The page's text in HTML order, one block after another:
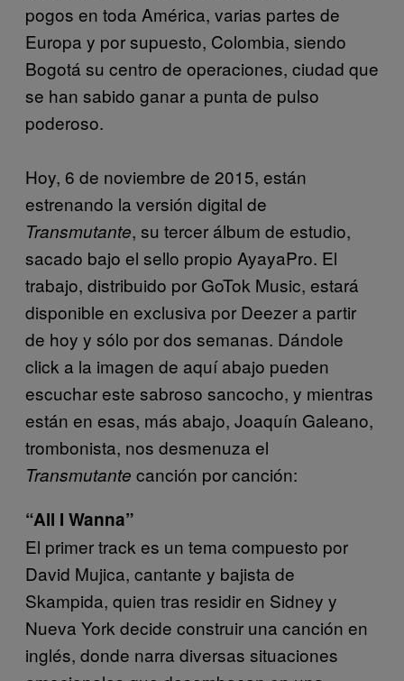
pogos en toda América, varias partes de
Europa y por supuesto, Colombia, siendo
Bogotá su centro de operaciones, ciudad que
se han sabido ganar a punta de pulso
poderoso.
Hoy, 6 de noviembre de 2015, están
estrenando la versión digital de
Transmutante, su tercer álbum de estudio,
sacado bajo el sello propio AyayaPro. El
trabajo, distribuido por GoTok Music, estará
disponible en exclusiva por Deezer a partir
de hoy y sólo por dos semanas. Dándole
click a la imagen de aquí abajo pueden
escuchar este sabroso sancocho, y mientras
están en esas, más abajo, Joaquín Galeano,
trombonista, nos desmenuza el
Transmutante canción por canción:
“All I Wanna”
El primer track es un tema compuesto por
David Mujica, cantante y bajista de
Skampida, quien tras residir en Sidney y
Nueva York decide construir una canción en
inglés, donde narra diversas situaciones